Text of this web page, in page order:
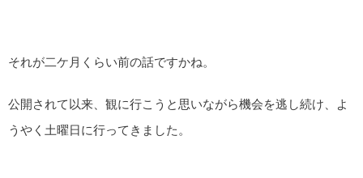
それが二ケ月くらい前の話ですかね。
公開されて以来、観に行こうと思いながら機会を逃し続け、よ
うやく土曜日に行ってきました。